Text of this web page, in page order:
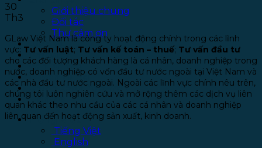
Giới thiệu chung
Đối tác
Thư cảm ơn
Dịch vụ
Thư viện
Văn phòng
Tuyển dụng
Chính sách bảo mật
Liên hệ
Tiếng Việt
Tiếng Việt
English
30
Th3
GLaw Việt Nam là công ty hoạt động chính trong các lĩnh
vực: Tư vấn luật; Tư vấn kế toán – thuế; Tư vấn đầu tư
cho các đối tượng khách hàng là cá nhân, doanh nghiệp trong
nước, doanh nghiệp có vốn đầu tư nước ngoài tại Việt Nam và
các nhà đầu tư nước ngoài. Ngoài các lĩnh vực chính nêu trên,
chúng tôi luôn nghiên cứu và mở rộng thêm các dịch vụ liên
quan khác theo nhu cầu của các cá nhân và doanh nghiệp
liên quan đến hoạt động sản xuất, kinh doanh.